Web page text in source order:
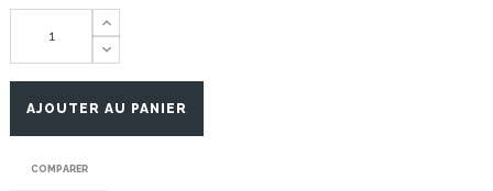
AJOUTER AU PANIER
COMPARER